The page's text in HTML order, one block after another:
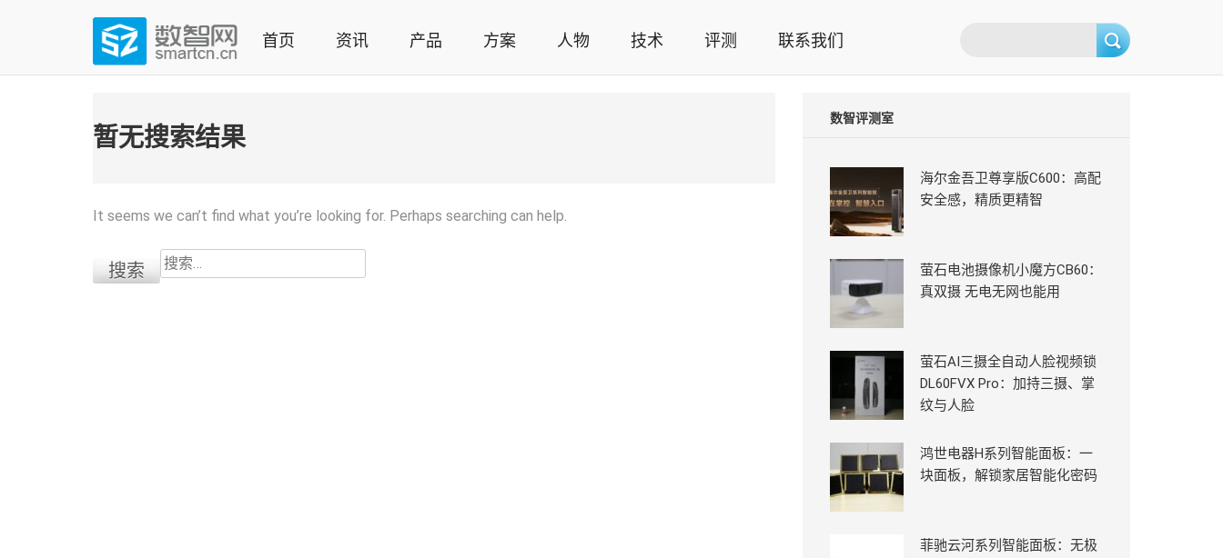
(Press
数智网
智能家居第一资讯门户 | 智能家居系统，智能家居产品，智能家居解决方案，智能家居技术应用，智能家居行业观点，智能家居项目案例
首页 资讯 产品 方案 人物 技术 评测 联系我们
暂无搜索结果
It seems we can’t find what you’re looking for. Perhaps searching can help.
搜
索：
数智评测室
海尔金吾卫尊享版C600：高配
安全感，精质更精智
萤石电池摄像机小魔方CB60：
真双摄 无电无网也能用
萤石AI三摄全自动人脸视频锁
DL60FVX Pro：加持三摄、掌
纹与人脸
鸿世电器H系列智能面板：一
块面板，解锁家居智能化密码
菲驰云河系列智能面板：无极